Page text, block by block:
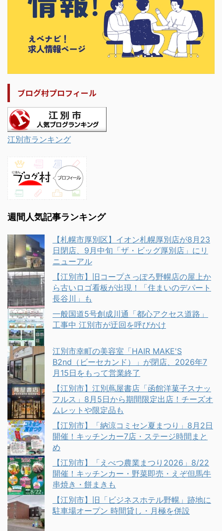
ブログ村プロフィール
江別市ランキング
週間人気記事ランキング
【札幌市厚別区】イオン札幌厚別店が8月23
日閉店、9月中旬「ザ・ビッグ厚別店」にリ
ニューアル
【江別市】旧コープさっぽろ野幌店の屋上か
ら古いロゴ看板が出現！「住まいのデパート
長谷川」も
一般国道5号創成川通「都心アクセス道路」
工事中 江別市が迂回を呼びかけ
江別市幸町の美容室「HAIR MAKE'S
B2nd（ビーセカンド）」が閉店、2026年7
月15日をもって営業終了
【江別市】江別蔦屋書店「函館洋菓子スナッ
フルス」8月5日から期間限定出店！チーズオ
ムレットや限定品も
【江別市】「納涼コミセン夏まつり」8月2日
開催！キッチンカー7店・ステージ時間まと
め
【江別市】「えべつ農業まつり2026」8/22
開催！キッチンカー・野菜即売・えぞ但馬牛
串焼き・餅まきも
【江別市】旧「ビジネスホテル野幌」跡地に
駐車場オープン 時間貸し・月極を併設